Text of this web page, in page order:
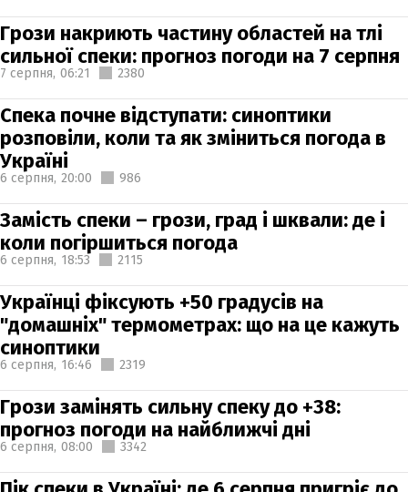
Грози накриють частину областей на тлі
сильної спеки: прогноз погоди на 7 серпня
7 серпня, 06:21 2380
Спека почне відступати: синоптики
розповіли, коли та як зміниться погода в
Україні
6 серпня, 20:00 986
Замість спеки – грози, град і шквали: де і
коли погіршиться погода
6 серпня, 18:53 2115
Українці фіксують +50 градусів на
"домашніх" термометрах: що на це кажуть
синоптики
6 серпня, 16:46 2319
Грози замінять сильну спеку до +38:
прогноз погоди на найближчі дні
6 серпня, 08:00 3342